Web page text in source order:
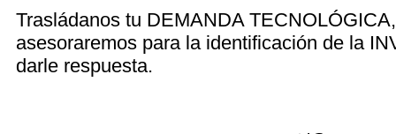
Trasládanos tu DEMANDA
asesoraremos para la identificación de la
darle respuesta.